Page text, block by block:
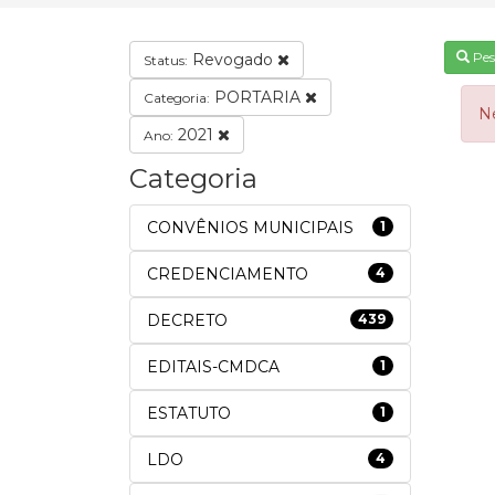
Status: Revogado
Categoria: PORTARIA
Ano: 2021
Categoria
CONVÊNIOS MUNICIPAIS 1
CREDENCIAMENTO 4
DECRETO 439
EDITAIS-CMDCA 1
ESTATUTO 1
LDO 4